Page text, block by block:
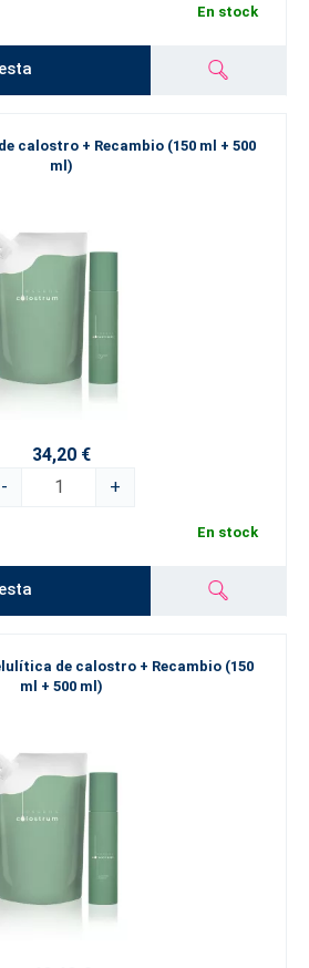
En stock
calostro + Recambio (150 ml + 500
ml)
34,20 €
-
+
En stock
de calostro + Recambio (150
ml + 500 ml)